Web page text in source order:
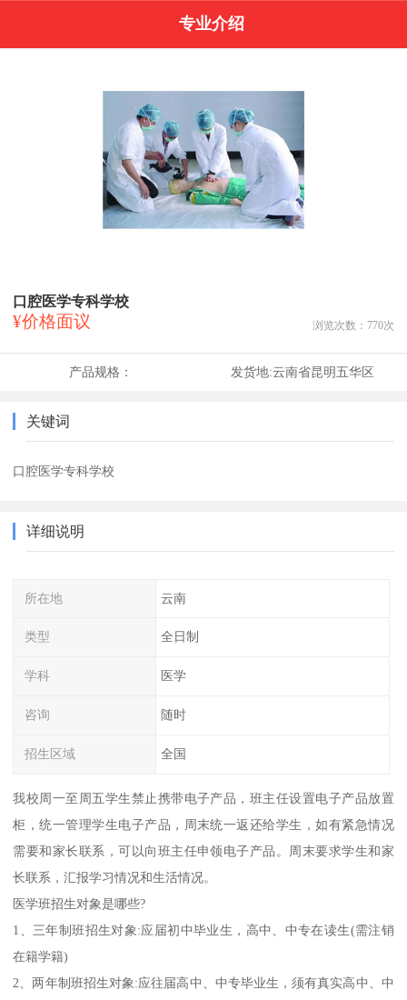
专业介绍
口腔医学专科学校
¥价格面议 浏览次数： 770次
产品规格： 发货地:云南省昆明五华区
关键词
口腔医学专科学校
详细说明
所在地 云南
类型 全日制
学科 医学
咨询 随时
招生区域 全国
我校周一至周五学生禁止携带电子产品，班主任设置电子产品放置
柜，统一管理学生电子产品，周末统一返还给学生，如有紧急情况
需要和家长联系，可以向班主任申领电子产品。周末要求学生和家
长联系，汇报学习情况和生活情况。
医学班招生对象是哪些?
1、三年制班招生对象:应届初中毕业生，高中、中专在读生(需注销
在籍学籍)
2、两年制班招生对象:应往届高中、中专毕业生，须有真实高中、中